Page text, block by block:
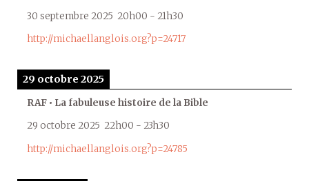
30 septembre 2025 20h00 - 21h30
http://michaellanglois.org?p=24717
29 octobre 2025
RAF • La fabuleuse histoire de la Bible
29 octobre 2025 22h00 - 23h30
http://michaellanglois.org?p=24785